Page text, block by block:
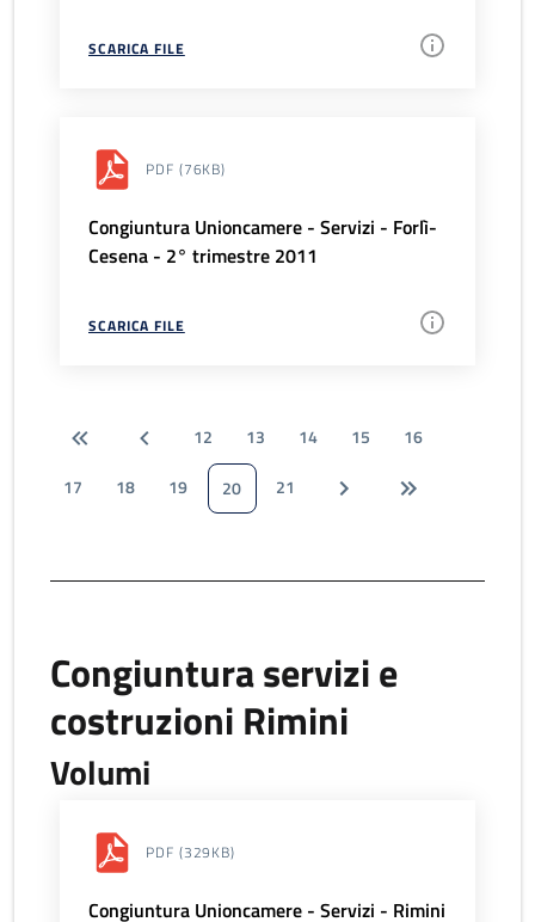
SCARICA FILE
PDF (76KB)
Congiuntura Unioncamere - Servizi - Forlì-
Cesena - 2° trimestre 2011
SCARICA FILE
12 13 14 15
16
17
18 19 20 21
Congiuntura servizi e
costruzioni Rimini
Volumi
PDF (329KB)
Congiuntura Unioncamere - Servizi - Rimini